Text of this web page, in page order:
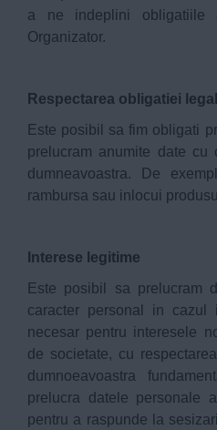
a ne indeplini obligatiile
Organizator.
Respectarea obligatiei
Este posibil sa fim obligati
prelucram anumite date cu
dumneavoastra. De
rambursa sau inlocui
Interese legitime
Este posibil sa prelucram
caracter personal in
necesar pentru interesele
de societate, cu
dumnoeavoastra
prelucra datele personale
pentru a raspunde la